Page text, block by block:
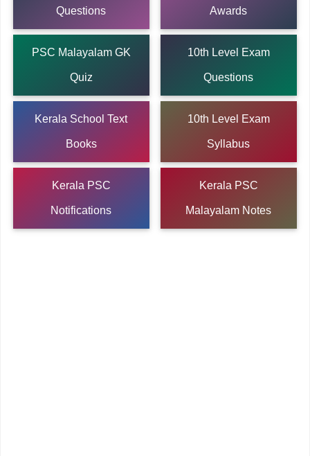
Questions Awards
PSC Malayalam GK
Quiz
10th Level Exam
Questions
Kerala School Text
Books
10th Level Exam
Syllabus
Kerala PSC
Notifications
Kerala PSC
Malayalam Notes